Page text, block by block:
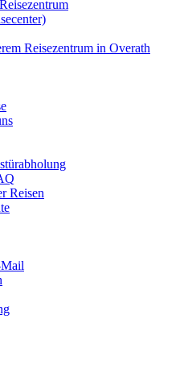
Reisezentrum in Overath
Reisen